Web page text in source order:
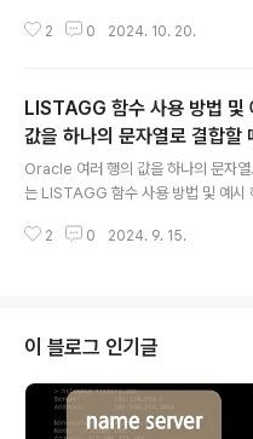
고 있다는 것을 알게 되었는데요.해당
예시를 정리하여 보았습니다. ***내용
서 중첩 서브쿼리에 대한 개념이 좀 애
요.우선 내부적으로 서브쿼리가 사용
를 '중첩 질의(Nested query)'라고 하
리가 중첩된 구조를 말한다고 판단하였
2 0 2024. 10. 20.
LISTAGG 함수 사용 방법 및
값을 하나의 문자열로 결합할
Oracle 여러 행의 값을 하나의 문자
는 LISTAGG 함수 사용 방법 및 예시
다. LISTAGG 함수는 오라클 데이터베
(Oracle 10g ~ Oracle 11g R1 버전
값을 하나의 문자열로 결합할 때
사용하였으나, 11g R2 버전부터는
'LISTAGG' 함수가 공식적으로 도입
예시는 Oracle 19c 버전에서 ..
2 0 2024. 9. 15.
이 블로그 인기글